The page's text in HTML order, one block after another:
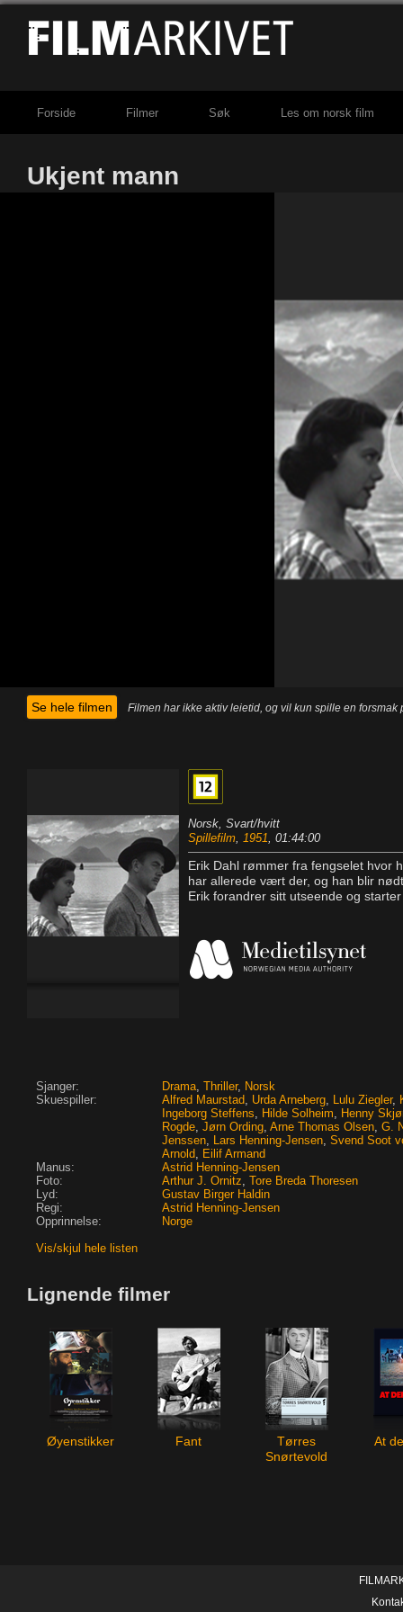
Forside Filmer Søk Les om norsk film
Ukjent mann
Se hele filmen Filmen har ikke aktiv leietid, og vil kun spille en forsmak
Norsk, Svart/hvitt
Spillefilm, 1951, 01:44:00
Erik Dahl rømmer fra fengselet hvor
har allerede vært der, og han blir
Erik forandrer sitt utseende og
Sjanger: Drama, Thriller, Norsk
Skuespiller:
Alfred Maurstad, Urda Arneberg, Lulu Ziegler,
Ingeborg Steffens, Hilde Solheim, Henny
Rogde, Jørn Ording, Arne Thomas Olsen, G.
Jenssen, Lars Henning-Jensen, Svend Soot
Arnold, Eilif Armand
Manus:
Astrid Henning-Jensen
Foto:
Arthur J. Ornitz,
Tore Breda Thoresen
Lyd:
Gustav Birger Haldin
Regi:
Astrid Henning-Jensen
Opprinnelse:
Norge
Vis/skjul hele listen
Lignende filmer
Øyenstikker Fant
Tørres
Snørtevold
At